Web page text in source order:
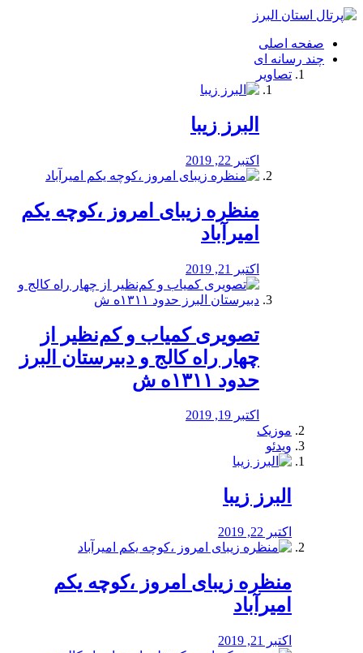
فصد
شرق
تهران
خشکشویی
صفحه اصلی
چند رسانه ای
تصاویر
البرز زیبا
اکتبر 22, 2019
منظره‌‌ زیبای امروز ،کوچه یکم
امیرآباد
اکتبر 21, 2019
️تصویری کمیاب و کم‌نظیر از
چهار راه كالج و دبيرستان البرز
حدود ۱۳۱۱ه ش
اکتبر 19, 2019
موزیک
ویدئو
البرز زیبا
اکتبر 22, 2019
منظره‌‌ زیبای امروز ،کوچه یکم
امیرآباد
اکتبر 21, 2019